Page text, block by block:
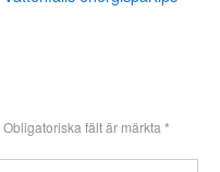
Obligatoriska fält är märkta *